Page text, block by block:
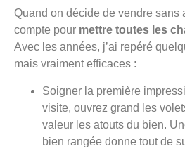
Quand on décide de vendre sans
compte pour mettre toutes les
Avec les années, j’ai repéré
mais vraiment efficaces :
Soigner la première
visite, ouvrez grand les
valeur les atouts du bien.
bien rangée donne tout de